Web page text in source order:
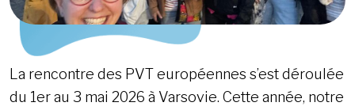
La rencontre des PVT européennes s’est déroulée
du 1er au 3 mai 2026 à Varsovie. Cette année, notre